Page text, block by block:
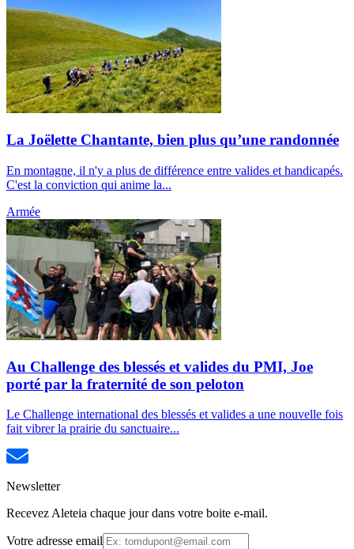
La Joëlette Chantante, bien plus qu’une randonnée
En montagne, il n'y a plus de différence entre valides et handicapés.
C'est la conviction qui anime la...
Armée
Au Challenge des blessés et valides du PMI, Joe
porté par la fraternité de son peloton
Le Challenge international des blessés et valides a une nouvelle fois
fait vibrer la prairie du sanctuaire...
Newsletter
Recevez Aleteia chaque jour dans votre boite e-mail.
Votre adresse email